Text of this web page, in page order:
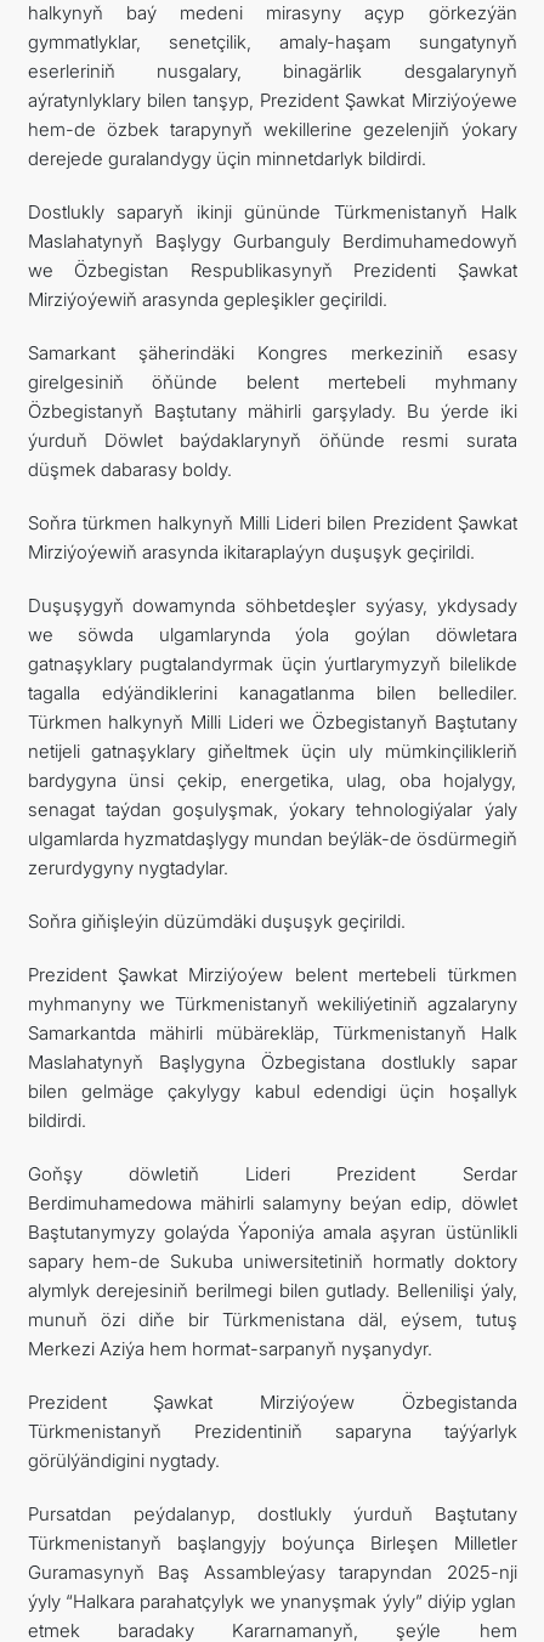
halkynyň baý medeni mirasyny açyp görkezýän
gymmatlyklar, senetçilik, amaly-haşam sungatynyň
eserleriniň nusgalary, binagärlik desgalarynyň
aýratynlyklary bilen tanşyp, Prezident Şawkat Mirziýoýewe
hem-de özbek tarapynyň wekillerine gezelenjiň ýokary
derejede guralandygy üçin minnetdarlyk bildirdi.
Dostlukly saparyň ikinji gününde Türkmenistanyň Halk
Maslahatynyň Başlygy Gurbanguly Berdimuhamedowyň
we Özbegistan Respublikasynyň Prezidenti Şawkat
Mirziýoýewiň arasynda gepleşikler geçirildi.
Samarkant şäherindäki Kongres merkeziniň esasy
girelgesiniň öňünde belent mertebeli myhmany
Özbegistanyň Baştutany mähirli garşylady. Bu ýerde iki
ýurduň Döwlet baýdaklarynyň öňünde resmi surata
düşmek dabarasy boldy.
Soňra türkmen halkynyň Milli Lideri bilen Prezident Şawkat
Mirziýoýewiň arasynda ikitaraplaýyn duşuşyk geçirildi.
Duşuşygyň dowamynda söhbetdeşler syýasy, ykdysady
we söwda ulgamlarynda ýola goýlan döwletara
gatnaşyklary pugtalandyrmak üçin ýurtlarymyzyň bilelikde
tagalla edýändiklerini kanagatlanma bilen bellediler.
Türkmen halkynyň Milli Lideri we Özbegistanyň Baştutany
netijeli gatnaşyklary giňeltmek üçin uly mümkinçilikleriň
bardygyna ünsi çekip, energetika, ulag, oba hojalygy,
senagat taýdan goşulyşmak, ýokary tehnologiýalar ýaly
ulgamlarda hyzmatdaşlygy mundan beýläk-de ösdürmegiň
zerurdygyny nygtadylar.
Soňra giňişleýin düzümdäki duşuşyk geçirildi.
Prezident Şawkat Mirziýoýew belent mertebeli türkmen
myhmanyny we Türkmenistanyň wekiliýetiniň agzalaryny
Samarkantda mähirli mübärekläp, Türkmenistanyň Halk
Maslahatynyň Başlygyna Özbegistana dostlukly sapar
bilen gelmäge çakylygy kabul edendigi üçin hoşallyk
bildirdi.
Goňşy döwletiň Lideri Prezident Serdar
Berdimuhamedowa mähirli salamyny beýan edip, döwlet
Baştutanymyzy golaýda Ýaponiýa amala aşyran üstünlikli
sapary hem-de Sukuba uniwersitetiniň hormatly doktory
alymlyk derejesiniň berilmegi bilen gutlady. Bellenilişi ýaly,
munuň özi diňe bir Türkmenistana däl, eýsem, tutuş
Merkezi Aziýa hem hormat-sarpanyň nyşanydyr.
Prezident Şawkat Mirziýoýew Özbegistanda
Türkmenistanyň Prezidentiniň saparyna taýýarlyk
görülýändigini nygtady.
Pursatdan peýdalanyp, dostlukly ýurduň Baştutany
Türkmenistanyň başlangyjy boýunça Birleşen Milletler
Guramasynyň Baş Assambleýasy tarapyndan 2025-nji
ýyly “Halkara parahatçylyk we ynanyşmak ýyly” diýip yglan
etmek baradaky Kararnamanyň, şeýle hem